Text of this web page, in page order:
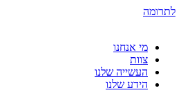
לתרומהדלג
מי אנחנו
צוות
העשייה שלנו
הידע שלנו